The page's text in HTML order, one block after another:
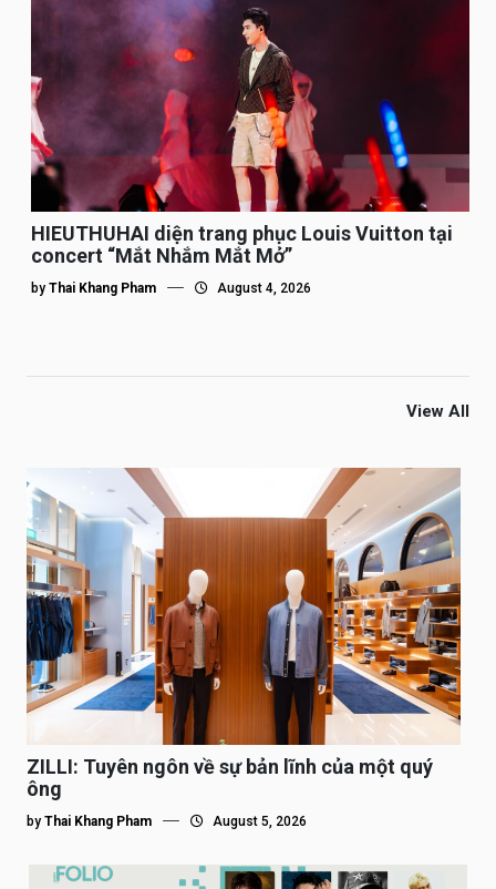
HIEUTHUHAI diện trang phục Louis Vuitton tại
concert “Mắt Nhắm Mắt Mở”
by Thai Khang Pham August 4, 2026
View All
ZILLI: Tuyên ngôn về sự bản lĩnh của một quý
ông
by Thai Khang Pham August 5, 2026